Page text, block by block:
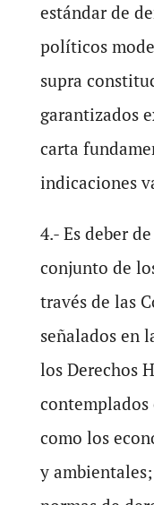
estándar de
políticos
supra
garantizados
carta
indicaciones
4.- Es deber
conjunto de
través de las
señalados en
los Derechos
contemplados
como los
y